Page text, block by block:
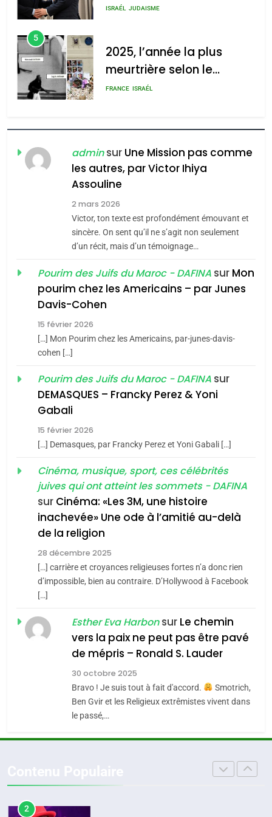
meurtrière selon le rapport
l’antisémitisme
admin 0
s’étendre à 13 pays
ISRAÉL JUDAISME
5
2025, l’année la plus
meurtrière selon le
rapport d’ADL contre
FRANCE ISRAÉL
FIÈRE, DIGNE ET RÉSILIENTE :
POURQUOI JE REVENDIQUE
MA JUDAÏTE par Thérèse
Zrihen-Dvir
ISRAÉL JUDAISME
CE QUI NOUS MANQUE –
Jacques Hadida
JUDAISME
Maroc : Les amandes de
Tafraout, le miel de Tadla
du terroir
Oeil ravageur – Vanessa
De Loya Stauber
«Tu dis génocide, je dis
guerre»: La nouvelle
chanson de Boy George
ISRAÉL JUDAISME
Accords d’Isaac:
l’alliance pourrait
s’étendre à 13 pays
d’Amérique latine
ISRAÉL JUDAISME
2025, l’année la plus
meurtrière selon le
FIÈRE, DIGNE ET RÉSILIENTE :
adminsur Une Mission pas comme
les autres, par Victor Ihiya
Assouline
2 mars 2026
Victor, ton texte est profondément émouvant et
sincère. On sent qu’il ne s’agit non seulement
d’un récit, mais d’un témoignage…
Pourim des Juifs du Maroc - DAFINA sur Mon
pourim chez les Americains – par Junes
Davis-Cohen
15 février 2026
[…] Mon Pourim chez les Americains, par-junes-davis-
cohen […]
Pourim des Juifs du Maroc - DAFINA sur
DEMASQUES – Francky Perez & Yoni
Gabali
15 février 2026
[…] Demasques, par Francky Perez et Yoni Gabali […]
Cinéma, musique, sport, ces célébrités
juives qui ont atteint les sommets - DAFINA
sur Cinéma: «Les 3M, une histoire
inachevée» Une ode à l’amitié au-delà
de la religion
28 décembre 2025
[…] carrière et croyances religieuses fortes n’a donc rien
d’impossible, bien au contraire. D’Hollywood à Facebook
[…]
Esther Eva Harbonsur Le chemin
vers la paix ne peut pas être pavé
de mépris – Ronald S. Lauder
30 octobre 2025
Bravo ! Je suis tout à fait d'accord.
Smotrich,
Ben Gvir et les Religieux extrêmistes vivent dans
le passé,…
meurtrière selon le rapport
l’antisémitisme
FIÈRE, DIGNE ET RÉSILIENTE :
POURQUOI JE REVENDIQUE
MA JUDAÏTE par Thérèse
Zrihen-Dvir
ISRAÉL
CE QUI NOUS MANQUE –
JUDAISME
Maroc : Les amandes de
Tafraout, le miel de Tadla
Azilal consacrés produits
du terroir
DAFINA MAROC
Oeil ravageur – Vanessa De
2